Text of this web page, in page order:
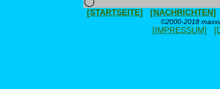
[STARTSEITE] [NACHRICHTEN]
©2000-2018
[IMPRESSUM]